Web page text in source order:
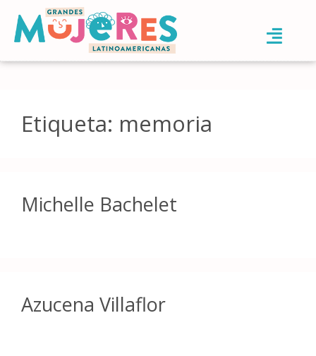
Etiqueta: memoria
Michelle Bachelet
Azucena Villaflor